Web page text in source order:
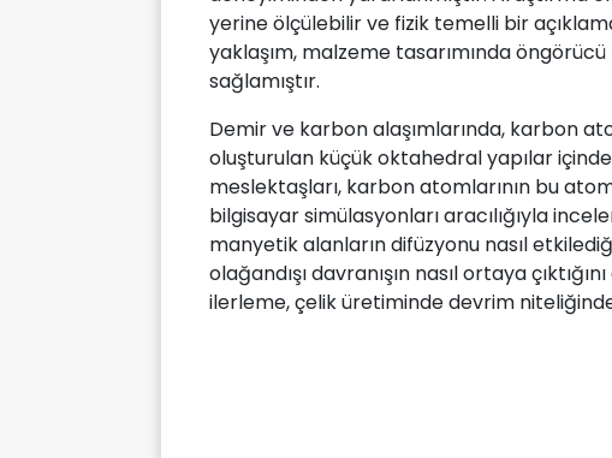
yerine ölçülebilir ve fizik temelli bir
yaklaşım, malzeme tasarımında
sağlamıştır.
Demir ve karbon alaşımlarında, karbon
oluşturulan küçük oktahedral yapılar
meslektaşları, karbon atomlarının bu
bilgisayar simülasyonları aracılığıyla
manyetik alanların difüzyonu nasıl
olağandışı davranışın nasıl ortaya
ilerleme, çelik üretiminde devrim